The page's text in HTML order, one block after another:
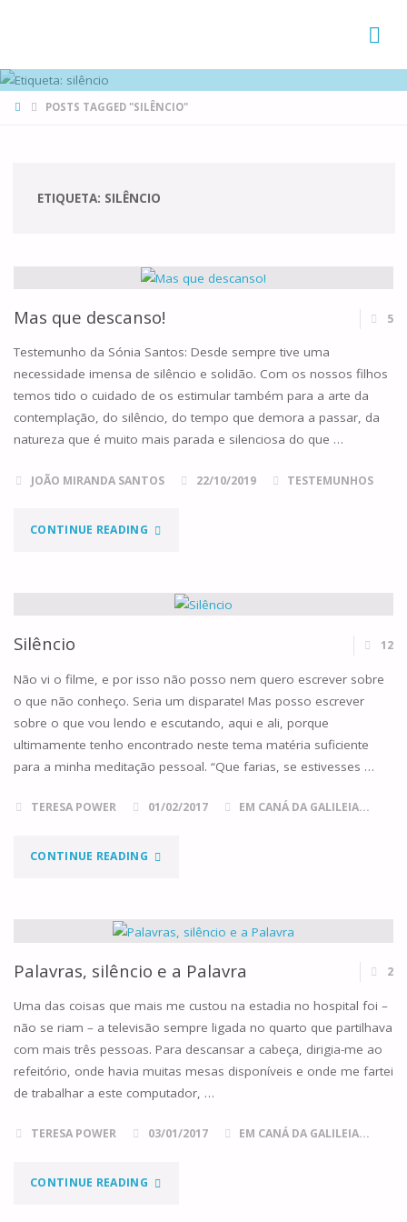
HOMEPOSTS TAGGED "SILÊNCIO"
ETIQUETA: SILÊNCIO
Mas que descanso! 5
Testemunho da Sónia Santos: Desde sempre tive uma
necessidade imensa de silêncio e solidão. Com os nossos filhos
temos tido o cuidado de os estimular também para a arte da
contemplação, do silêncio, do tempo que demora a passar, da
natureza que é muito mais parada e silenciosa do que …
JOÃO MIRANDA SANTOS 22/10/2019 TESTEMUNHOS
CONTINUE READING"MAS
DESCANSO!"
Silêncio 12
Não vi o filme, e por isso não posso nem quero escrever sobre
o que não conheço. Seria um disparate! Mas posso escrever
sobre o que vou lendo e escutando, aqui e ali, porque
ultimamente tenho encontrado neste tema matéria suficiente
para a minha meditação pessoal. “Que farias, se estivesses …
TERESA POWER 01/02/2017 EM CANÁ DA GALILEIA...
CONTINUE READING"SILÊNCIO"
Palavras, silêncio e a Palavra 2
Uma das coisas que mais me custou na estadia no hospital foi –
não se riam – a televisão sempre ligada no quarto que partilhava
com mais três pessoas. Para descansar a cabeça, dirigia-me ao
refeitório, onde havia muitas mesas disponíveis e onde me fartei
de trabalhar a este computador, …
TERESA POWER 03/01/2017 EM CANÁ DA GALILEIA...
CONTINUE READING"PALAVRAS,